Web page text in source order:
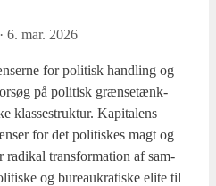
· 6. mar. 2026
for poli­tisk hand­ling og
på poli­tisk græn­se­tænk­
klas­se­struk­tur. Kapi­ta­lens
for det poli­ti­skes magt og
radi­kal trans­for­ma­tion af sam­
og bureau­kra­ti­ske eli­te til